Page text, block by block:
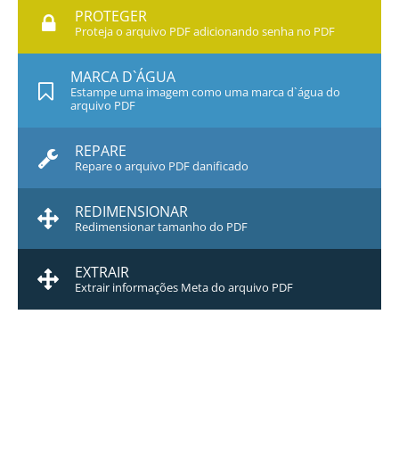
PROTEGER
Proteja o arquivo PDF adicionando senha no PDF
MARCA D`ÁGUA
Estampe uma imagem como uma marca d`água do
arquivo PDF
REPARE
Repare o arquivo PDF danificado
REDIMENSIONAR
Redimensionar tamanho do PDF
EXTRAIR
Extrair informações Meta do arquivo PDF